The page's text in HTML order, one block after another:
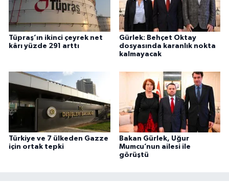
Tüpraş’ın ikinci çeyrek net
kârı yüzde 291 arttı
Gürlek: Behçet Oktay
dosyasında karanlık nokta
kalmayacak
Türkiye ve 7 ülkeden Gazze
için ortak tepki
Bakan Gürlek, Uğur
Mumcu’nun ailesi ile
görüştü